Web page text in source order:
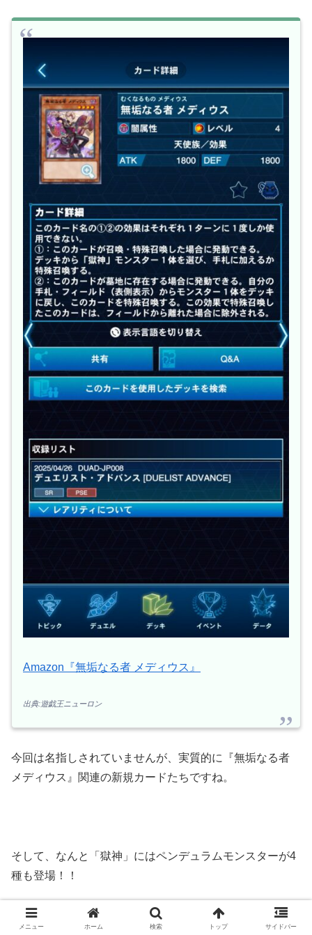
Amazon『無垢なる者 メディウス』
出典:遊戯王ニューロン
今回は名指しされていませんが、実質的に『無垢なる者
メディウス』関連の新規カードたちですね。
そして、なんと「獄神」にはペンデュラムモンスターが4
種も登場！！
メニュー ホーム 検索 トップ サイドバー